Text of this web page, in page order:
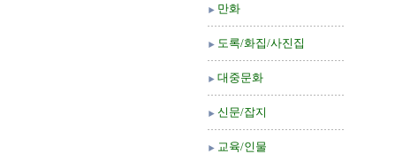
만화
도록/화집/사진집
대중문화
신문/잡지
교육/인물